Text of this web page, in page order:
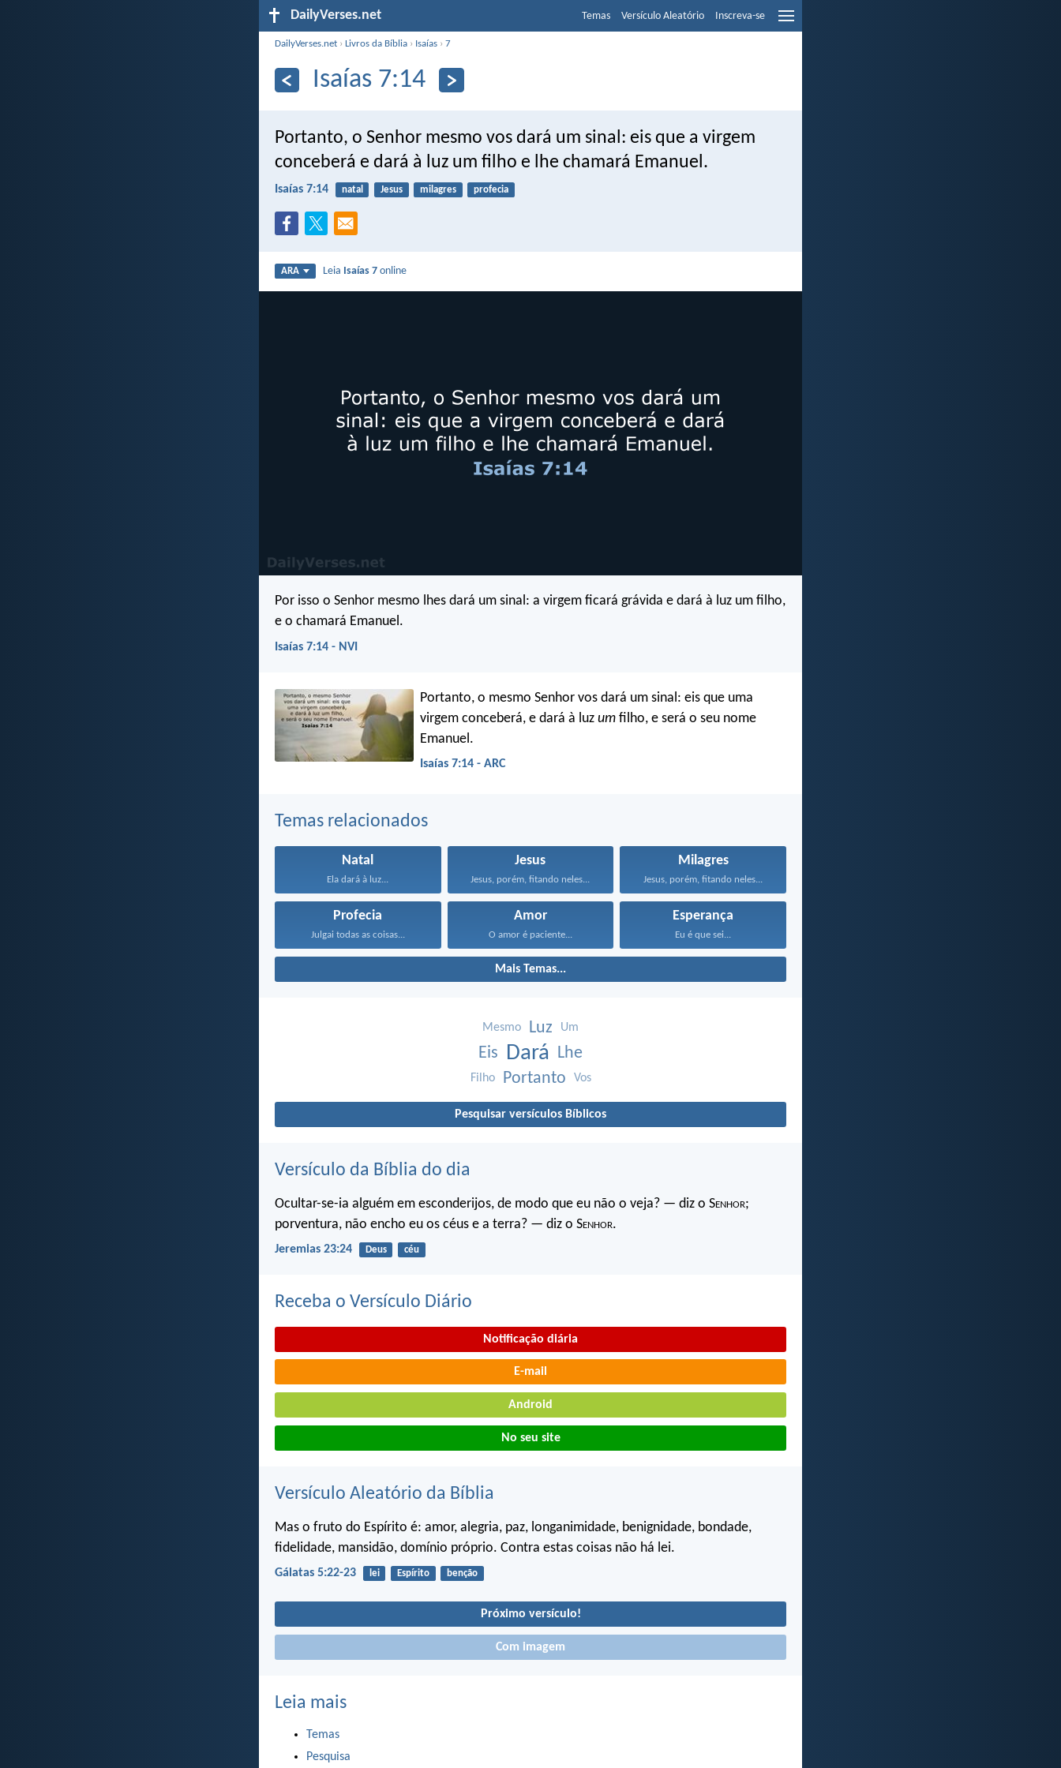
DailyVerses.net Temas Versículo Aleatório Inscreva-se
DailyVerses.net ›Livros da Bíblia › Isaías ›7
Isaías 7:14
Portanto, o Senhor mesmo vos dará um sinal: eis que a virgem
conceberá e dará à luz um filho e lhe chamará Emanuel.
Isaías 7:14 natal Jesus milagres profecia
ARA Leia Isaías 7 online
Por isso o Senhor mesmo lhes dará um sinal: a virgem ficará grávida e dará à luz um filho,
e o chamará Emanuel.
Isaías 7:14 - NVI
Portanto, o mesmo Senhor vos dará um sinal: eis que uma
virgem conceberá, e dará à luz um filho, e será o seu nome
Emanuel.
Isaías 7:14 - ARC
Temas relacionados
Natal
Ela dará à luz...
Jesus
Jesus, porém, fitando neles...
Milagres
Jesus, porém, fitando neles...
Profecia
Julgai todas as coisas...
Amor
O amor é paciente...
Esperança
Eu é que sei...
Mais Temas...
Mesmo Luz Um
Eis Dará Lhe
Filho Portanto Vos
Pesquisar versículos Bíblicos
Versículo da Bíblia do dia
Ocultar-se-ia alguém em esconderijos, de modo que eu não o veja? — diz o Senhor;
porventura, não encho eu os céus e a terra? — diz o Senhor.
Jeremias 23:24 Deus céu
Receba o Versículo Diário
Notificação diária
E-mail
Android
No seu site
Versículo Aleatório da Bíblia
Mas o fruto do Espírito é: amor, alegria, paz, longanimidade, benignidade, bondade,
fidelidade, mansidão, domínio próprio. Contra estas coisas não há lei.
Gálatas 5:22-23 lei Espírito benção
Próximo versículo!
Com imagem
Leia mais
Temas
Pesquisa